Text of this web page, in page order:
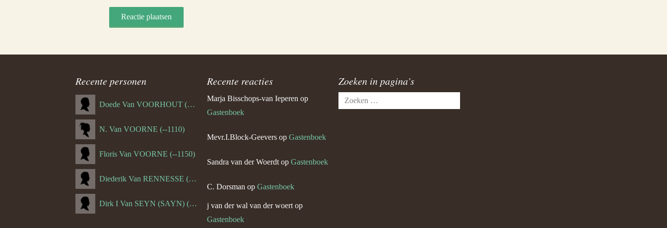
Recente personen
Doede Van VOORHOUT (Van FORNEHOLT) (--1101)
N. Van VOORNE (--1110)
Floris Van VOORNE (--1150)
Diederik Van RENNESSE (--1144)
Dirk I Van SEYN (SAYN) (--1120)
Recente reacties
Marja Bisschops-van Ieperen op
Gastenboek
Mevr.I.Block-Geevers op Gastenboek
Sandra van der Woerdt op Gastenboek
C. Dorsman op Gastenboek
j van der wal van der woert op
Gastenboek
Zoeken in pagina’s
Zoeken
naar: